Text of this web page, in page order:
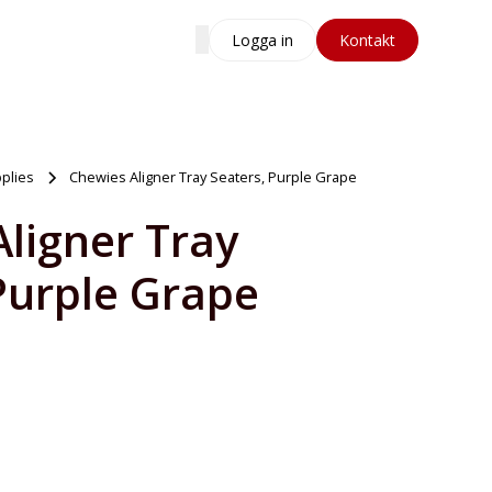
Logga in Kontakt
Chewies Aligner Tray Seaters, Purple Grape
Tray
Grape